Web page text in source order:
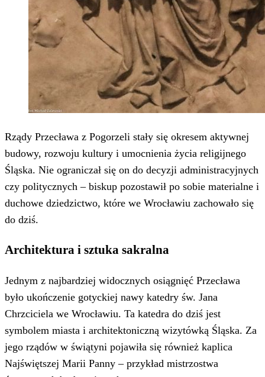
Rządy Przecława z Pogorzeli stały się okresem aktywnej
budowy, rozwoju kultury i umocnienia życia religijnego
Śląska. Nie ograniczał się on do decyzji administracyjnych
czy politycznych – biskup pozostawił po sobie materialne i
duchowe dziedzictwo, które we Wrocławiu zachowało się
do dziś.
Architektura i sztuka sakralna
Jednym z najbardziej widocznych osiągnięć Przecława
było ukończenie gotyckiej nawy katedry św. Jana
Chrzciciela we Wrocławiu. Ta katedra do dziś jest
symbolem miasta i architektoniczną wizytówką Śląska. Za
jego rządów w świątyni pojawiła się również kaplica
Najświętszej Marii Panny – przykład mistrzostwa